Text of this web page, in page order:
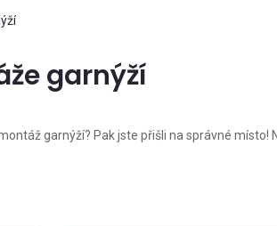
garnýží
garnýží? Pak jste přišli na správné